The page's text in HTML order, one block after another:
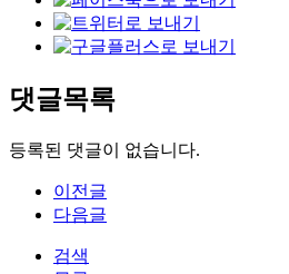
댓글목록
등록된 댓글이 없습니다.
이전글
다음글
검색